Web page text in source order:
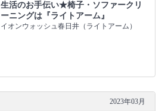
生活のお手伝い★椅子・ソファークリ
ーニングは『ライトアーム』
イオンウォッシュ春日井（ライトアーム）
2023年03月